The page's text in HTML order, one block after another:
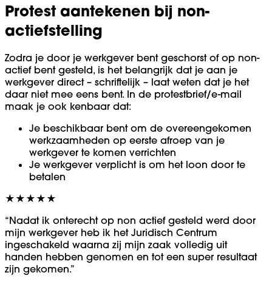
Protest aantekenen bij non-
actiefstelling
Zodra je door je werkgever bent geschorst of op non-
actief bent gesteld, is het belangrijk dat je aan je
werkgever direct – schriftelijk – laat weten dat je het
daar niet mee eens bent. In de protestbrief/e-mail
maak je ook kenbaar dat:
Je beschikbaar bent om de overeengekomen
werkzaamheden op eerste afroep van je
werkgever te komen verrichten
Je werkgever verplicht is om het loon door te
betalen
★★★★★
“Nadat ik onterecht op non actief gesteld werd door
mijn werkgever heb ik het Juridisch Centrum
ingeschakeld waarna zij mijn zaak volledig uit
handen hebben genomen en tot een super resultaat
zijn gekomen.”